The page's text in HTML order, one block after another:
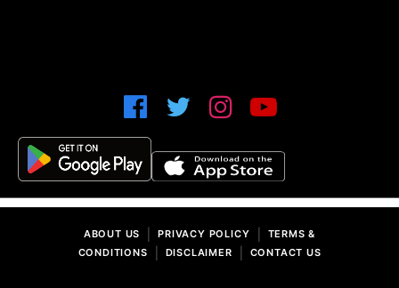
ABOUT US PRIVACY POLICY
TERMS &
CONDITIONS
DISCLAIMER CONTACT US